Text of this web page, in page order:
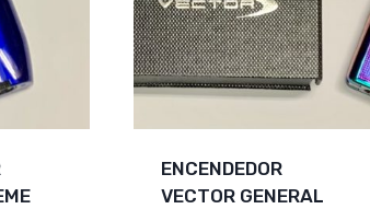
ENCENDEDOR
VECTOR GENERAL